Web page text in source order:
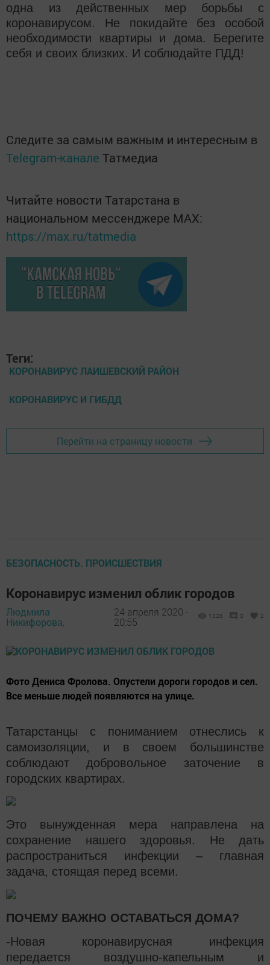
одна из действенных мер борьбы с
коронавирусом. Не покидайте без особой
необходимости квартиры и дома. Берегите
себя и своих близких. И соблюдайте ПДД!
Следите за самым важным и интересным в
Telegram-канале Татмедиа
Читайте новости Татарстана в
национальном мессенджере MАХ:
https://max.ru/tatmedia
Теги:
КОРОНАВИРУС ЛАИШЕВСКИЙ РАЙОН
КОРОНАВИРУС И ГИБДД
Перейти на страницу новости
БЕЗОПАСНОСТЬ. ПРОИСШЕСТВИЯ
Коронавирус изменил облик городов
Людмила
Никифорова,
24 апреля 2020 -
20:55
1328 0 2
Фото Дениса Фролова. Опустели дороги городов и сел.
Все меньше людей появляются на улице.
Татарстанцы с пониманием отнеслись к
самоизоляции, и в своем большинстве
соблюдают добровольное заточение в
городских квартирах.
Это вынужденная мера направлена на
сохранение нашего здоровья. Не дать
распространиться инфекции – главная
задача, стоящая перед всеми.
ПОЧЕМУ ВАЖНО ОСТАВАТЬСЯ ДОМА?
-Новая коронавирусная инфекция
передается воздушно-капельным и